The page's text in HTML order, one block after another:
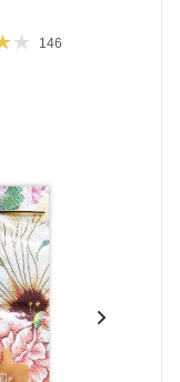
146